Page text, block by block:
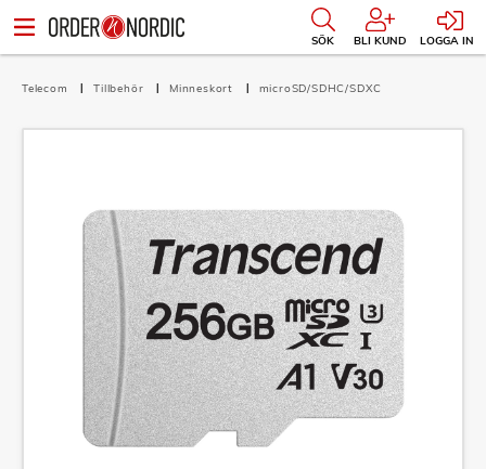
SÖK BLI KUND LOGGA IN
Telecom Tillbehör Minneskort microSD/SDHC/SDXC